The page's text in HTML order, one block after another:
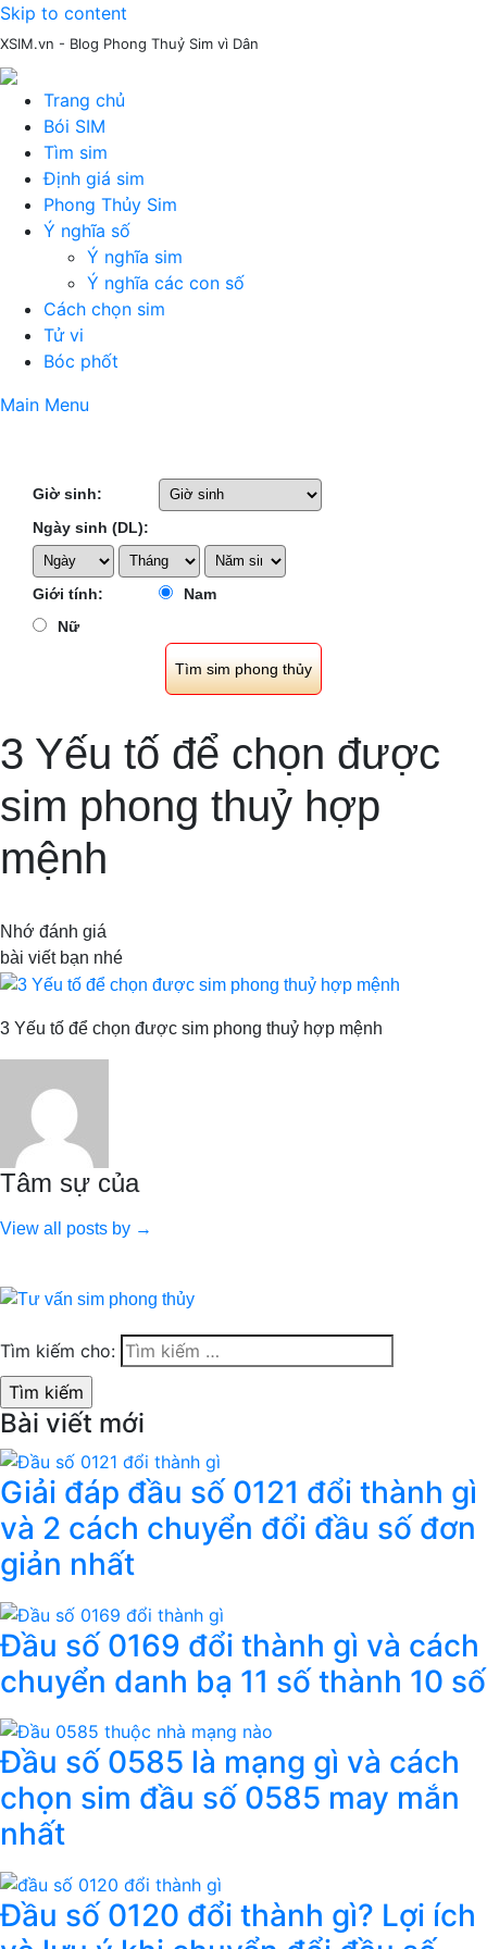
Skip to content
XSIM.vn - Blog Phong Thuỷ Sim vì Dân
Trang chủ
Bói SIM
Tìm sim
Định giá sim
Phong Thủy Sim
Ý nghĩa số
Ý nghĩa sim
Ý nghĩa các con số
Cách chọn sim
Tử vi
Bóc phốt
Main Menu
Giờ sinh:
Ngày sinh (DL):
Giới tính:
Nam
Nữ
3 Yếu tố để chọn được
sim phong thuỷ hợp
mệnh
Nhớ đánh giá
bài viết bạn nhé
3 Yếu tố để chọn được sim phong thuỷ hợp mệnh
Tâm sự của
View all posts by →
Tìm kiếm cho:
Bài viết mới
Giải đáp đầu số 0121 đổi thành gì
và 2 cách chuyển đổi đầu số đơn
giản nhất
Đầu số 0169 đổi thành gì và cách
chuyển danh bạ 11 số thành 10 số
Đầu số 0585 là mạng gì và cách
chọn sim đầu số 0585 may mắn
nhất
Đầu số 0120 đổi thành gì? Lợi ích